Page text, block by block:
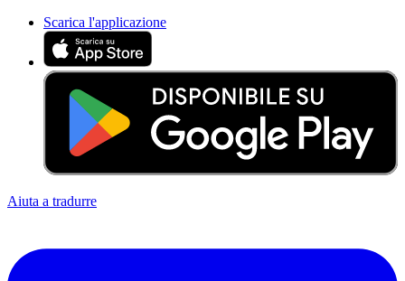
Scarica l'applicazione
Aiuta a tradurre